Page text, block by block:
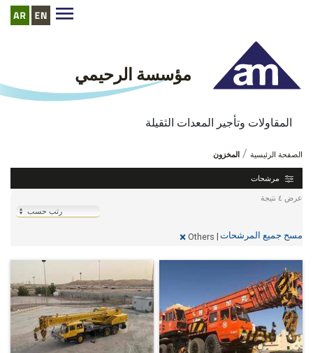
المقاولات وتأجير المعدات الثقيلة
مؤسسة الرحيمي
الصفحة الرئيسية www.alrehemyequipment.com//ar/inventory
المخزون
المخزون
مرشحات
عرض ٤ نتيجة
مسح جميع المرشحات |
Others
×